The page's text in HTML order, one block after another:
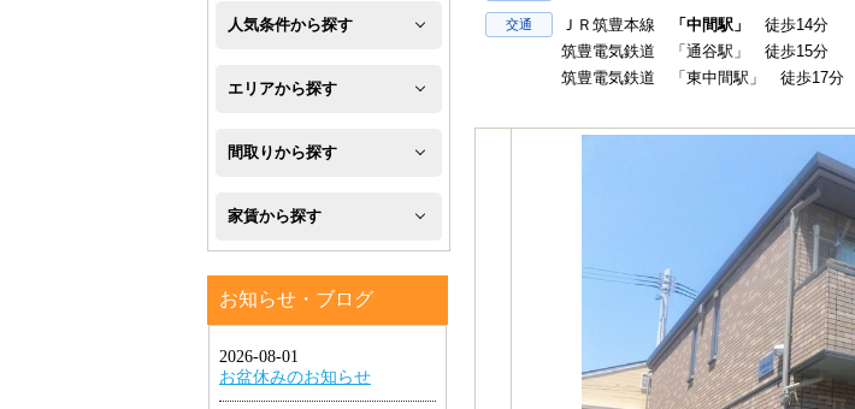
交通 ＪＲ筑豊本線 「中間駅」
徒歩14分
筑豊電気鉄道 「通谷駅」 徒歩15分
筑豊電気鉄道 「東中間駅」 徒歩17分
人気条件から探す
新
ロ
ー
リ
グ
エリアから探す
八
西
幡
東
間取りから探す
1R・
1K・
1DK・
2K・
家賃から探す
４
万
円
以
お知らせ・ブログ